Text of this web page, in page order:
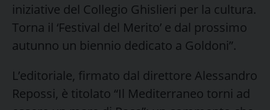
iniziative del Collegio Ghislieri per la cultura.
Torna il ‘Festival del Merito’ e dal prossimo
autunno un biennio dedicato a Goldoni”.
L’editoriale, firmato dal direttore Alessandro
Repossi, è titolato “Il Mediterraneo torni ad